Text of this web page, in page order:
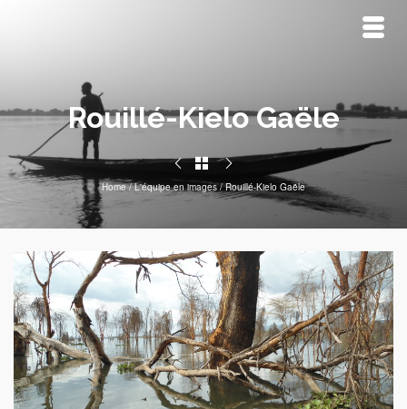
Rouillé-Kielo Gaële
Home / L'équipe en images / Rouillé-Kielo Gaële